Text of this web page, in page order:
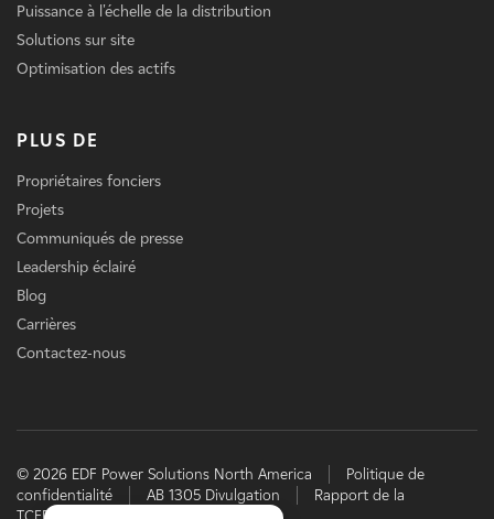
Puissance à l'échelle de la distribution
Solutions sur site
Optimisation des actifs
PLUS DE
Propriétaires fonciers
Projets
Communiqués de presse
Leadership éclairé
Blog
Carrières
Contactez-nous
© 2026 EDF Power Solutions North America
Politique de
confidentialité
AB 1305 Divulgation
Rapport de la